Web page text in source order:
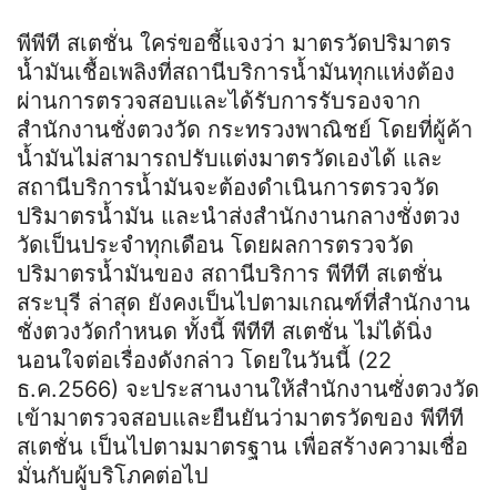
พีพีที สเตชั่น ใคร่ขอชี้แจงว่า มาตรวัดปริมาตร
น้ำมันเชื้อเพลิงที่สถานีบริการน้ำมันทุกแห่งต้อง
ผ่านการตรวจสอบและได้รับการรับรองจาก
สำนักงานชั่งตวงวัด กระทรวงพาณิชย์ โดยที่ผู้ค้า
น้ำมันไม่สามารถปรับแต่งมาตรวัดเองได้ และ
สถานีบริการน้ำมันจะต้องดำเนินการตรวจวัด
ปริมาตรน้ำมัน และนำส่งสำนักงานกลางชั่งตวง
วัดเป็นประจำทุกเดือน โดยผลการตรวจวัด
ปริมาตรน้ำมันของ สถานีบริการ พีทีที สเตชั่น
สระบุรี ล่าสุด ยังคงเป็นไปตามเกณฑ์ที่สำนักงาน
ชั่งตวงวัดกำหนด ทั้งนี้ พีทีที สเตชั่น ไม่ได้นิ่ง
นอนใจต่อเรื่องดังกล่าว โดยในวันนี้ (22
ธ.ค.2566) จะประสานงานให้สำนักงานซั่งตวงวัด
เข้ามาตรวจสอบและยืนยันว่ามาตรวัดของ พีทีที
สเตชั่น เป็นไปตามมาตรฐาน เพื่อสร้างความเชื่อ
มั่นกับผู้บริโภคต่อไป